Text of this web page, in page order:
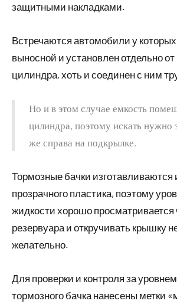
защитными накладками.
Встречаются автомобили у которых
выносной и установлен отдельно от
цилиндра, хоть и соединен с ним
Но и в этом случае емкость
цилиндра, поэтому искать нужно
же справа на подкрылке.
Тормозные бачки изготавливаются
прозрачного пластика, поэтому
жидкости хорошо просматривается
резервуара и откручивать крышку
желательно.
Для проверки и контроля за
тормозного бачка нанесены метки